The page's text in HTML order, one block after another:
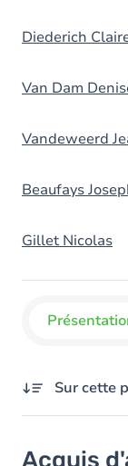
Diederich
Van Dam
Vandeweerd
Beaufays
Gillet Nicolas
Sur cette
Acquis